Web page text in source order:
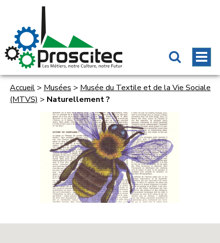
Accueil > Musées > Musée du Textile et de la Vie Sociale
(MTVS) > Naturellement ?